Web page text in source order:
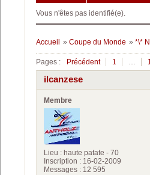
Vous n'êtes pas identifié(e).
Accueil » Coupe du Monde » *\*
Pages : Précédent 1 …
ilcanzese
Membre
Lieu : haute patate - 70
Inscription : 16-02-2009
Messages : 12 595